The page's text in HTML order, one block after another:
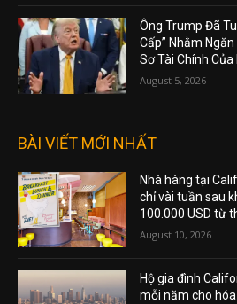
Ông Trump Đã
Cấp” Nhằm
Sơ Tài Chính
August 5, 2026
BÀI VIẾT MỚI NHẤT
Nhà hàng tại
chỉ vài tuần sau
100.000 USD từ
August 10, 2026
Hộ gia đình
mỗi năm cho